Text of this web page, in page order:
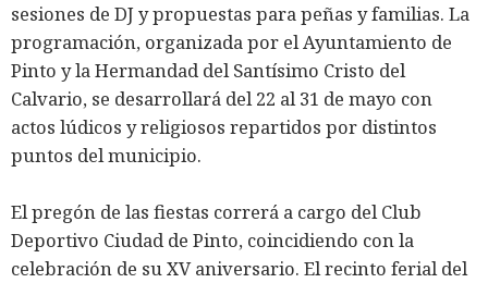
sesiones de DJ y propuestas para peñas y familias. La
programación, organizada por el Ayuntamiento de
Pinto y la Hermandad del Santísimo Cristo del
Calvario, se desarrollará del 22 al 31 de mayo con
actos lúdicos y religiosos repartidos por distintos
puntos del municipio.
El pregón de las fiestas correrá a cargo del Club
Deportivo Ciudad de Pinto, coincidiendo con la
celebración de su XV aniversario. El recinto ferial del